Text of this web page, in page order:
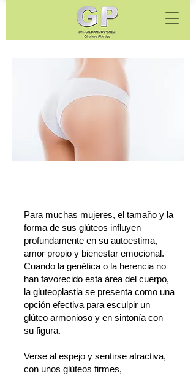
Para muchas mujeres, el tamaño y la
forma de sus glúteos influyen
profundamente en su autoestima,
amor propio y bienestar emocional.
Cuando la genética o la herencia no
han favorecido esta área del cuerpo,
la gluteoplastia se presenta como una
opción efectiva para esculpir un
glúteo armonioso y en sintonía con
su figura.
Verse al espejo y sentirse atractiva,
con unos glúteos firmes,